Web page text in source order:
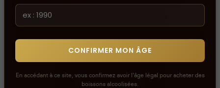
notre politique de modération.
Voir la politique de modération de la CAVE
Connectez-vous pour donner votre opinion sur ce
produit ou tout autre produit dans lacaveprive.com
RÉDIGER UN AVIS
CONFIRMER MON ÂGE
En accédant à ce site, vous confirmez avoir l'âge légal pour acheter des
boissons alcoolisées.